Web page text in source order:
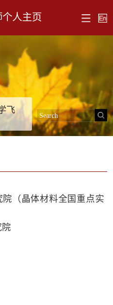
人主页
飞
（晶体材料全国重点实
院